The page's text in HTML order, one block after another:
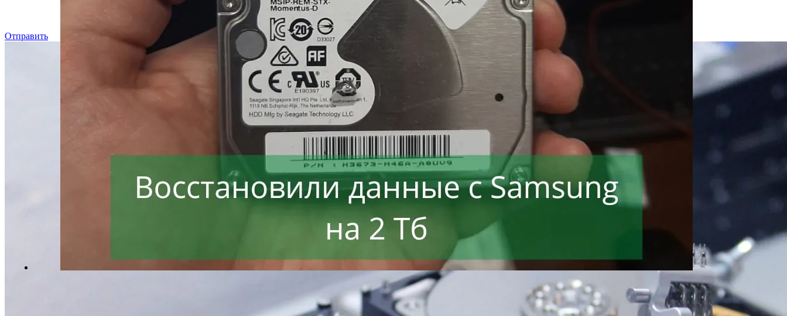
Отправьте заявку на бесплатнуюдиагностику
Отправить